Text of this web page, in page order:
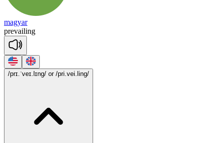
magyar
prevailing
/prɪ.ˈveɪ.lɪng/ or /pri.vei.ling/